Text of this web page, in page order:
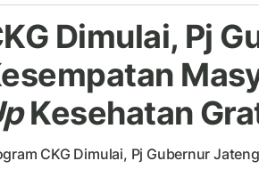
Dimulai, Pj
Kesehatan
CKG Dimulai, Pj Gubernur